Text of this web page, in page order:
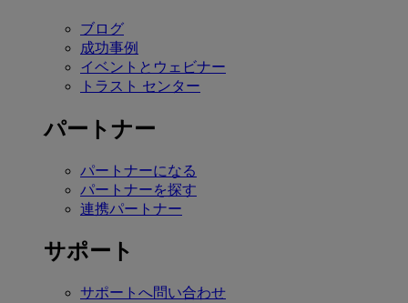
ブログ
成功事例
イベントとウェビナー
トラスト センター
パートナー
パートナーになる
パートナーを探す
連携パートナー
サポート
サポートへ問い合わせ